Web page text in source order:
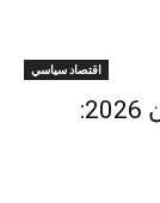
اقتصاد سياسي
المؤتمر الدولي الثالث حول السودان 2026: